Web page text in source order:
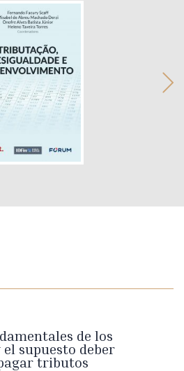
de los
supuesto deber
tributos